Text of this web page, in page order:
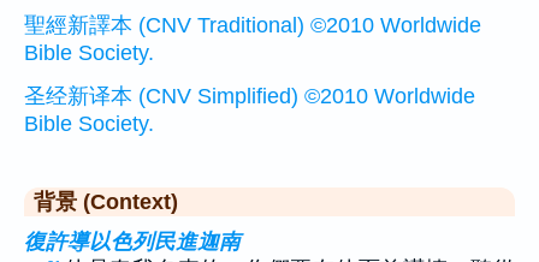
聖經新譯本 (CNV Traditional) ©2010 Worldwide
Bible Society.
圣经新译本 (CNV Simplified) ©2010 Worldwide
Bible Society.
背景 (Context)
復許導以色列民進迦南